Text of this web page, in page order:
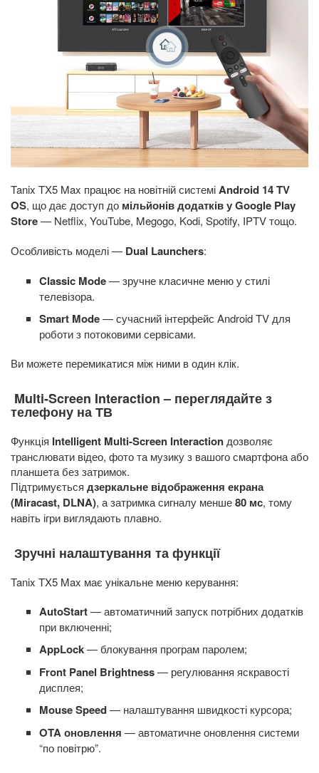
Tanix TX5 Max працює на новітній системіAndroid 14 TV
OS, що дає доступ до мільйонів додатків у Google Play
Store— Netflix, YouTube, Megogo, Kodi, Spotify, IPTV тощо.
Особливість моделі — Dual Launchers:
Classic Mode— зручне класичне меню у стилі
телевізора.
Smart Mode— сучасний інтерфейс Android TV для
роботи з потоковими сервісами.
Ви можете перемикатися між ними в один клік.
Multi-Screen Interaction – переглядайте з
телефону на ТВ
Функція Intelligent Multi-Screen Interactionдозволяє
транслювати відео, фото та музику з вашого смартфона або
планшета без затримок.
Підтримується дзеркальне відображення екрана
(Miracast, DLNA), а затримка сигналу менше80 мс, тому
навіть ігри виглядають плавно.
Зручні налаштування та функції
Tanix TX5 Max має унікальне меню керування:
AutoStart— автоматичний запуск потрібних додатків
при включенні;
AppLock— блокування програм паролем;
Front Panel Brightness— регулювання яскравості
дисплея;
Mouse Speed— налаштування швидкості курсора;
OTA оновлення — автоматичне оновлення системи
“по повітрю”.